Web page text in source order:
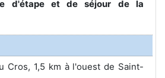
d'étape et de séjour de la
Cros, 1,5 km à l'ouest de Saint-